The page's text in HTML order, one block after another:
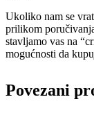
Ukoliko nam se
prilikom
stavljamo vas na
mogućnosti da
Povezani